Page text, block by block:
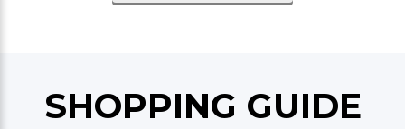
SHOPPING GUIDE